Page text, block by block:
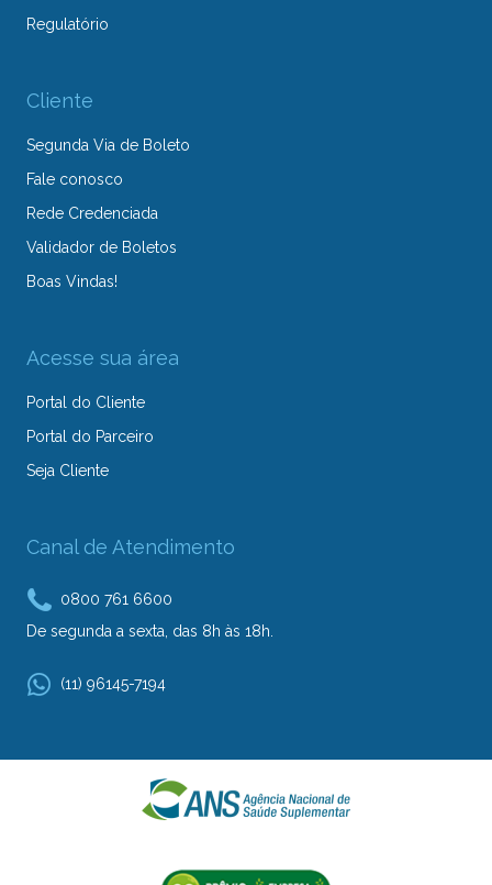
Regulatório
Cliente
Segunda Via de Boleto
Fale conosco
Rede Credenciada
Validador de Boletos
Boas Vindas!
Acesse sua área
Portal do Cliente
Portal do Parceiro
Seja Cliente
Canal de Atendimento
0800 761 6600
De segunda a sexta, das 8h às 18h.
(11) 96145-7194